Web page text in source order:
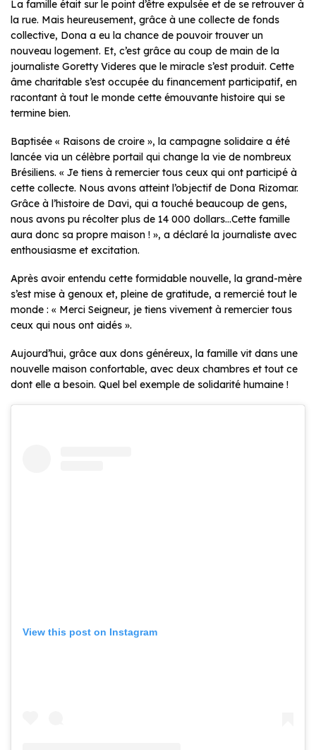
La famille était sur le point d’être expulsée et de se retrouver à
la rue. Mais heureusement, grâce à une collecte de fonds
collective, Dona a eu la chance de pouvoir trouver un
nouveau logement. Et, c’est grâce au coup de main de la
journaliste Goretty Videres que le miracle s’est produit. Cette
âme charitable s’est occupée du financement participatif, en
racontant à tout le monde cette émouvante histoire qui se
termine bien.
Baptisée « Raisons de croire », la campagne solidaire a été
lancée via un célèbre portail qui change la vie de nombreux
Brésiliens. « Je tiens à remercier tous ceux qui ont participé à
cette collecte. Nous avons atteint l’objectif de Dona Rizomar.
Grâce à l’histoire de Davi, qui a touché beaucoup de gens,
nous avons pu récolter plus de 14 000 dollars…Cette famille
aura donc sa propre maison ! », a déclaré la journaliste avec
enthousiasme et excitation.
Après avoir entendu cette formidable nouvelle, la grand-mère
s’est mise à genoux et, pleine de gratitude, a remercié tout le
monde : « Merci Seigneur, je tiens vivement à remercier tous
ceux qui nous ont aidés ».
Aujourd’hui, grâce aux dons généreux, la famille vit dans une
nouvelle maison confortable, avec deux chambres et tout ce
dont elle a besoin. Quel bel exemple de solidarité humaine !
View this post on Instagram